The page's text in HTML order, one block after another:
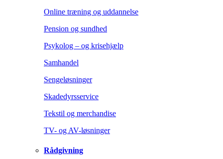
Online træning og uddannelse
Pension og sundhed
Psykolog – og krisehjælp
Samhandel
Sengeløsninger
Skadedyrsservice
Tekstil og merchandise
TV- og AV-løsninger
Rådgivning